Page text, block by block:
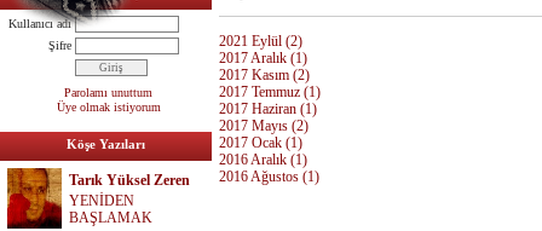
Kullanıcı adı
Şifre
Parolamı unuttum
Üye olmak istiyorum
Köşe Yazıları
Tarık Yüksel Zeren
YENİDEN
BAŞLAMAK
2021 Eylül (2)
2017 Aralık (1)
2017 Kasım (2)
2017 Temmuz (1)
2017 Haziran (1)
2017 Mayıs (2)
2017 Ocak (1)
2016 Aralık (1)
2016 Ağustos (1)